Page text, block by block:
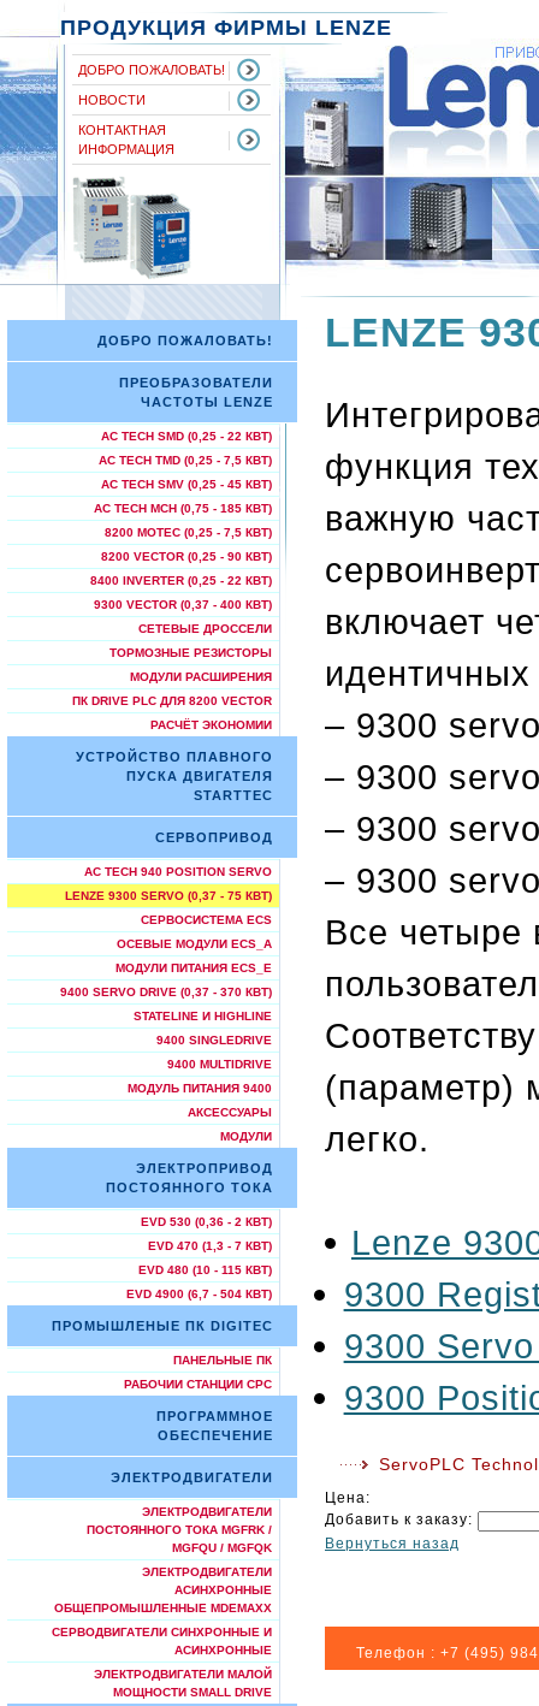
ПРОДУКЦИЯ ФИРМЫ LENZE
ДОБРО ПОЖАЛОВАТЬ!
НОВОСТИ
КОНТАКТНАЯ
ИНФОРМАЦИЯ
ДОБРО ПОЖАЛОВАТЬ!
ПРЕОБРАЗОВАТЕЛИ
ЧАСТОТЫ LENZE
AC TECH SMD (0,25 - 22 КВТ)
AC TECH TMD (0,25 - 7,5 КВТ)
AC TECH SMV (0,25 - 45 КВТ)
AC TECH МСН (0,75 - 185 КВТ)
8200 MOTEC (0,25 - 7,5 КВТ)
8200 VECTOR (0,25 - 90 КВТ)
8400 INVERTER (0,25 - 22 КВТ)
9300 VECTOR (0,37 - 400 КВТ)
СЕТЕВЫЕ ДРОССЕЛИ
ТОРМОЗНЫЕ РЕЗИСТОРЫ
МОДУЛИ РАСШИРЕНИЯ
ПК DRIVE PLC ДЛЯ 8200 VECTOR
РАСЧЁТ ЭКОНОМИИ
УСТРОЙСТВО ПЛАВНОГО
ПУСКА ДВИГАТЕЛЯ
STARTTEC
СЕРВОПРИВОД
AC TECH 940 POSITION SERVO
LENZE 9300 SERVO (0,37 - 75 КВТ)
СЕРВОСИСТЕМА ECS
ОСЕВЫЕ МОДУЛИ ECS_A
МОДУЛИ ПИТАНИЯ ECS_E
9400 SERVO DRIVE (0,37 - 370 КВТ)
STATELINE И HIGHLINE
9400 SINGLEDRIVE
9400 MULTIDRIVE
МОДУЛЬ ПИТАНИЯ 9400
АКСЕССУАРЫ
МОДУЛИ
ЭЛЕКТРОПРИВОД
ПОСТОЯННОГО ТОКА
EVD 530 (0,36 - 2 КВТ)
EVD 470 (1,3 - 7 КВТ)
EVD 480 (10 - 115 КВТ)
EVD 4900 (6,7 - 504 КВТ)
ПРОМЫШЛЕНЫЕ ПК DIGITEC
ПАНЕЛЬНЫЕ ПК
РАБОЧИИ СТАНЦИИ СРС
ПРОГРАММНОЕ
ОБЕСПЕЧЕНИЕ
ЭЛЕКТРОДВИГАТЕЛИ
ЭЛЕКТРОДВИГАТЕЛИ
ПОСТОЯННОГО ТОКА MGFRK /
MGFQU / MGFQK
ЭЛЕКТРОДВИГАТЕЛИ
АСИНХРОННЫЕ
ОБЩЕПРОМЫШЛЕННЫЕ MDEMAXX
СЕРВОДВИГАТЕЛИ СИНХРОННЫЕ И
АСИНХРОННЫЕ
ЭЛЕКТРОДВИГАТЕЛИ МАЛОЙ
МОЩНОСТИ SMALL DRIVE
LENZE
функция
важную
включает
– 9300
– 9300
– 9300
– 9300
Все четыре
(параметр)
легко.
Lenze
9300
9300
9300
ServoPLC
Цена:
Добавить к заказу:
Вернуться назад
Телефон : +7 (495)